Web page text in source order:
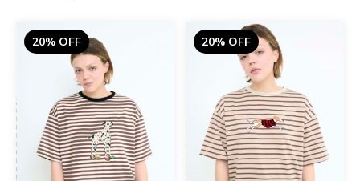
20% OFF 20% OFF